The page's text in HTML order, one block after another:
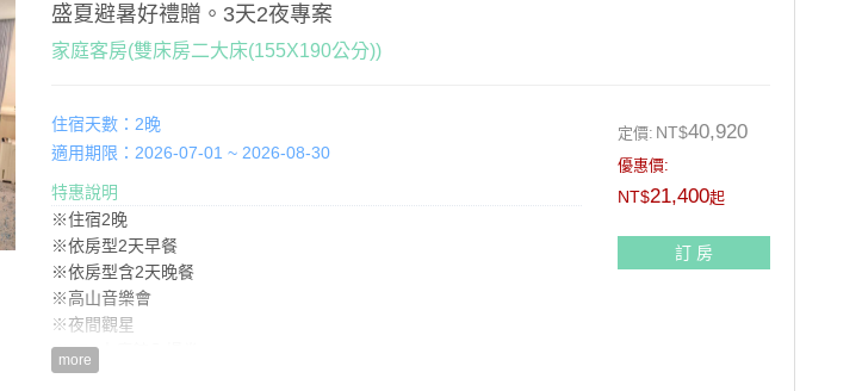
盛夏避暑好禮贈。3天2夜專案
家庭客房(雙床房二大床(155X190公分))
住宿天數：2晚
適用期限：2026-07-01 ~ 2026-08-30
特惠說明
※住宿2晚
※依房型2天早餐
※依房型含2天晚餐
※高山音樂會
※夜間觀星
※SPA水療館入場券
※好禮贈一：1天午餐(如有加人，用餐享9折+10%)
more
定價: NT$40,920
優惠價:
NT$21,400起
訂 房